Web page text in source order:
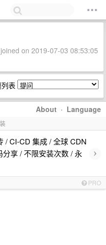
on 2019-07-03 08:53:05
表
About · Language
/ CI-CD 集成 / 全球 CDN
享 / 不限安装次数 / 永
›
PRO